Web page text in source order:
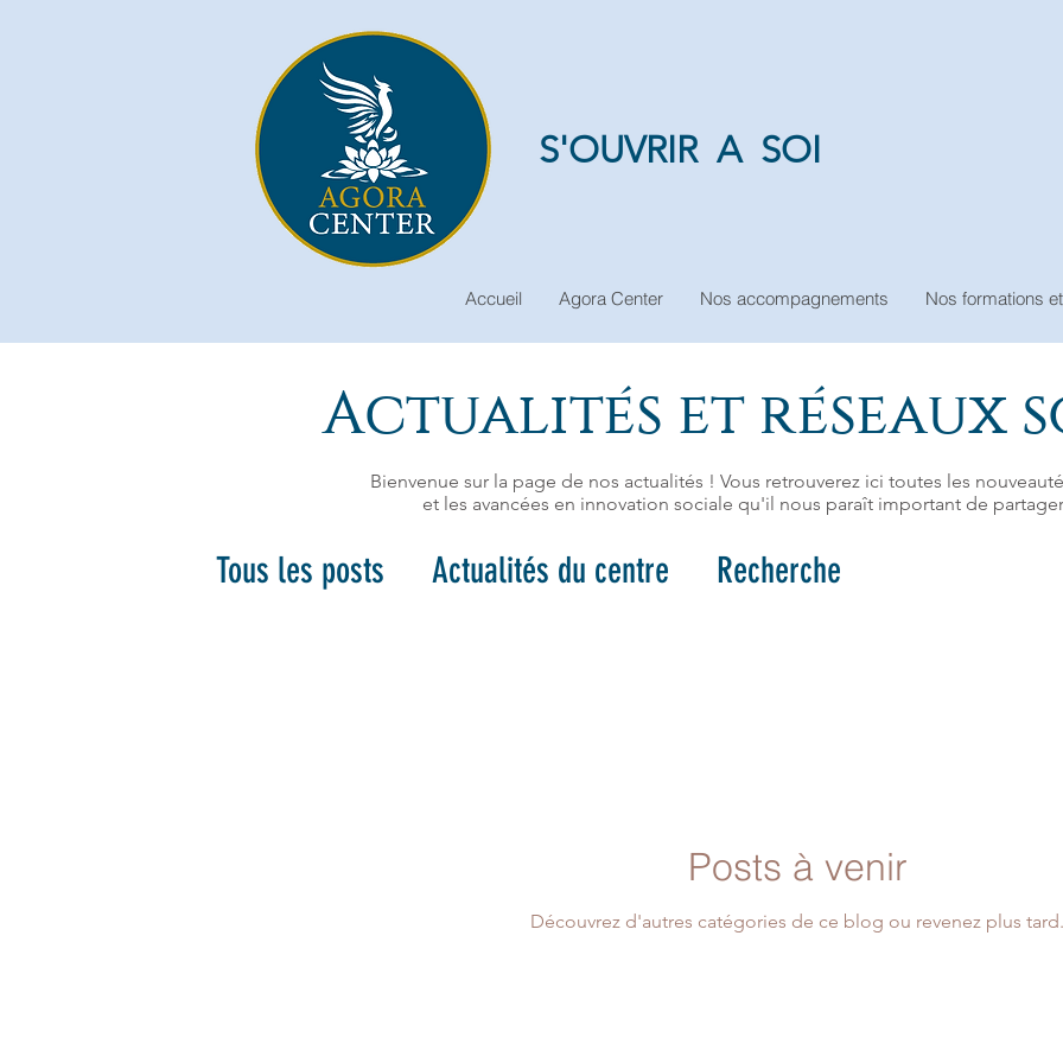
Accueil Agora Center Nos accompagnements Nos formations
S'OUVRIR A SOI
Actualités et réseaux
Bienvenue sur la page de nos actualités ! Vous retrouverez ici toutes les
et les avancées en innovation sociale qu'il nous paraît important de
Tous les posts Actualités du centre Recherche
Posts à venir
Découvrez d'autres catégories de ce blog ou revenez plus tard.